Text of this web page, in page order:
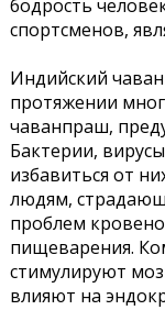
бодрость
спортсменов,
Индийский
протяжении
чаванпраш,
Бактерии,
избавиться от
людям,
проблем
пищеварения.
стимулируют
влияют на